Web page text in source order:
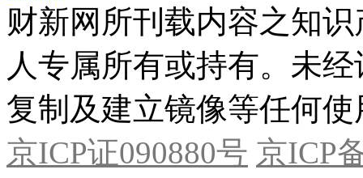
财新网所刊载内容之知
人专属所有或持有。未
复制及建立镜像等任何使
京ICP证090880号 京ICP